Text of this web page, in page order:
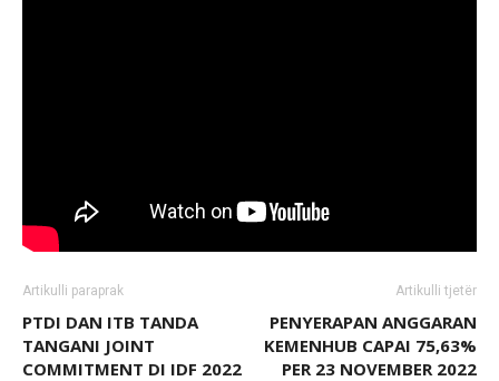
Artikulli paraprak
PTDI DAN ITB TANDA
TANGANI JOINT
COMMITMENT DI IDF 2022
Artikulli tjetër
PENYERAPAN ANGGARAN
KEMENHUB CAPAI 75,63%
PER 23 NOVEMBER 2022